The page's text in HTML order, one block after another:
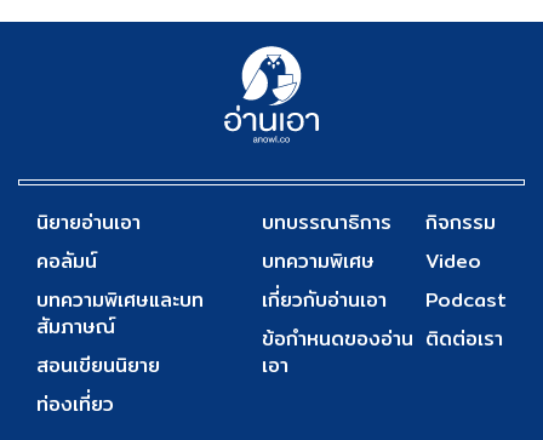
นิยายอ่านเอา
คอลัมน์
บทความพิเศษและบท
สัมภาษณ์
สอนเขียนนิยาย
ท่องเที่ยว
บทบรรณาธิการ
บทความพิเศษ
เกี่ยวกับอ่านเอา
ข้อกำหนดของอ่าน
เอา
กิจกรรม
Video
Podcast
ติดต่อเรา